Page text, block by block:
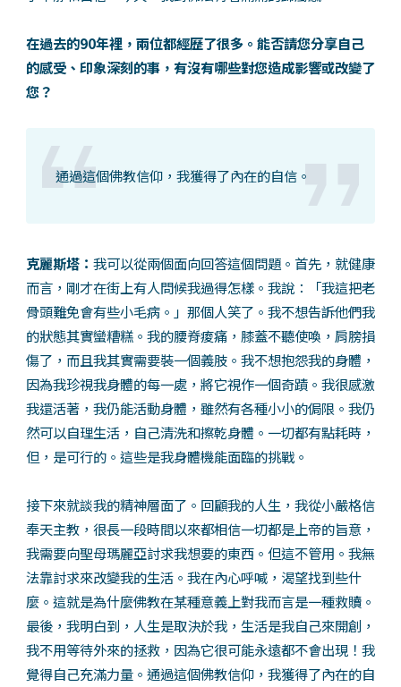
在過去的90年裡，兩位都經歷了很多。能否請您分享自己
的感受、印象深刻的事，有沒有哪些對您造成影響或改變了
您？
通過這個佛教信仰，我獲得了內在的自信。
克麗斯塔： 我可以從兩個面向回答這個問題。首先，就健康
而言，剛才在街上有人問候我過得怎樣。我說：「我這把老
骨頭難免會有些小毛病。」那個人笑了。我不想告訴他們我
的狀態其實蠻糟糕。我的腰脊痠痛，膝蓋不聽使喚，肩膀損
傷了，而且我其實需要裝一個義肢。我不想抱怨我的身體，
因為我珍視我身體的每一處，將它視作一個奇蹟。我很感激
我還活著，我仍能活動身體，雖然有各種小小的侷限。我仍
然可以自理生活，自己清洗和擦乾身體。一切都有點耗時，
但，是可行的。這些是我身體機能面臨的挑戰。
接下來就談我的精神層面了。回顧我的人生，我從小嚴格信
奉天主教，很長一段時間以來都相信一切都是上帝的旨意，
我需要向聖母瑪麗亞討求我想要的東西。但這不管用。我無
法靠討求來改變我的生活。我在內心呼喊，渴望找到些什
麼。這就是為什麼佛教在某種意義上對我而言是一種救贖。
最後，我明白到，人生是取決於我，生活是我自己來開創，
我不用等待外來的拯救，因為它很可能永遠都不會出現！我
覺得自己充滿力量。通過這個佛教信仰，我獲得了內在的自